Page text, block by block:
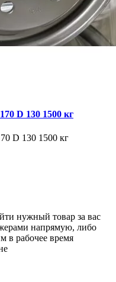
D 130 1500 кг
D 130 1500 кг
нужный товар за вас
напрямую, либо
в рабочее время